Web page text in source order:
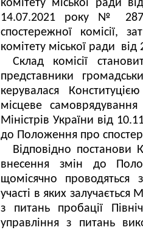
комітету міської ради
14.07.2021 року №
спостережної комісії,
комітету міської ради
Склад комісії
представники
керувалася
місцеве
Міністрів України від
до Положення про
Відповідно
внесення змін до
щомісячно проводяться
участі в яких
з питань пробації
управління з питань